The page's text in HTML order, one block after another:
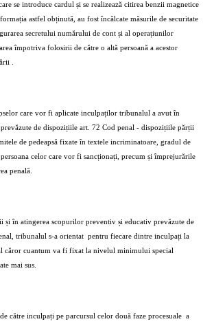
se introduce cardul și se realizează citirea benzii magnetice
astfel obținută, au fost încălcate măsurile de securitate
secretului numărului de cont și al operațiunilor
împotriva folosirii de către o altă persoană a acestor
.
care vor fi aplicate inculpaților tribunalul a avut în
de dispozițiile art. 72 Cod penal - dispozițiile părții
de pedeapsă fixate în textele incriminatoare, gradul de
celor care vor fi sancționați, precum și împrejurările
penală.
și în atingerea scopurilor preventiv și educativ prevăzute de
tribunalul s-a orientat pentru fiecare dintre inculpați la
căror cuantum va fi fixat la nivelul minimului special
mai sus.
către inculpați pe parcursul celor două faze procesuale a